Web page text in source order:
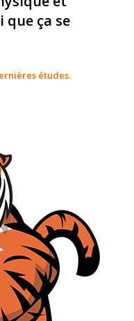
que ça se
études.